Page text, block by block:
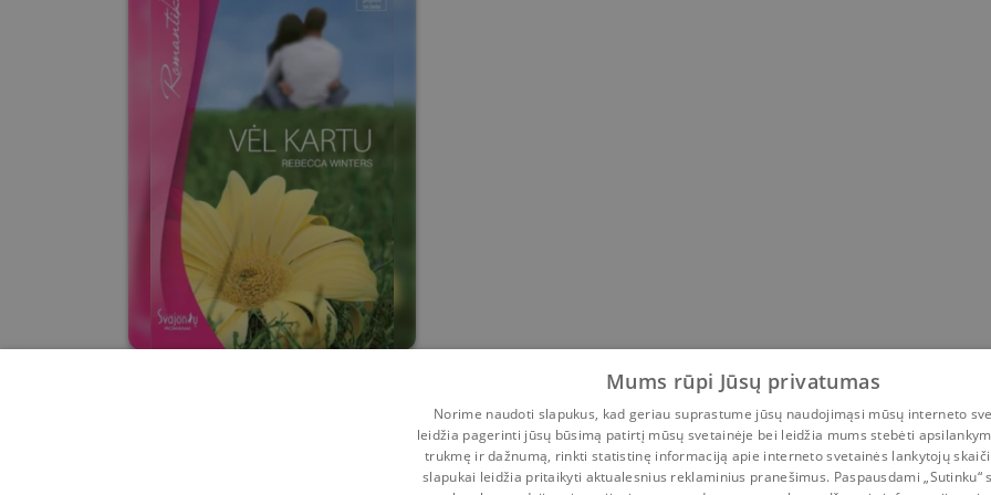
Mums rūpi Jūsų privatumas
Norime naudoti slapukus, kad geriau suprastume jūsų naudojimąsi mūsų interneto
leidžia pagerinti jūsų būsimą patirtį mūsų svetainėje bei leidžia mums stebėti
trukmę ir dažnumą, rinkti statistinę informaciją apie interneto svetainės lankytojų
slapukai leidžia pritaikyti aktualesnius reklaminius pranešimus. Paspausdami „Sutinku“